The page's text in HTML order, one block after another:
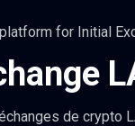
for Initial
de crypto